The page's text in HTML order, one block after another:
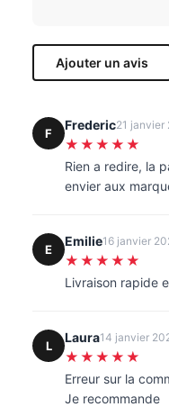
Ajouter un avis
F
Frederic21 janvier
★★★★★
Rien a redire, la
envier aux
E
Emilie16 janvier
★★★★★
Livraison rapide
L
Laura14 janvier
★★★★★
Erreur sur la
Je recommande